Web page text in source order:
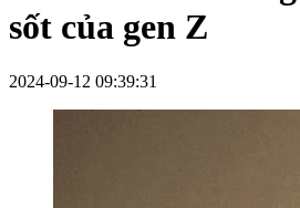
sốt của gen Z
2024-09-12 09:39:31